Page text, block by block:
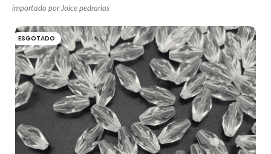
ESGOTADO
importado por Joice pedrarias